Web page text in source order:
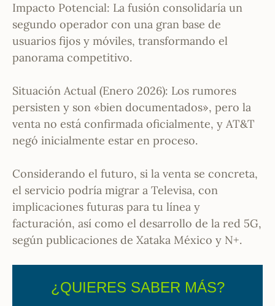
Impacto Potencial: La fusión consolidaría un
segundo operador con una gran base de
usuarios fijos y móviles, transformando el
panorama competitivo.
Situación Actual (Enero 2026): Los rumores
persisten y son «bien documentados», pero la
venta no está confirmada oficialmente, y AT&T
negó inicialmente estar en proceso.
Considerando el futuro, si la venta se concreta,
el servicio podría migrar a Televisa, con
implicaciones futuras para tu línea y
facturación, así como el desarrollo de la red 5G,
según publicaciones de Xataka México y N+.
¿QUIERES SABER MÁS?